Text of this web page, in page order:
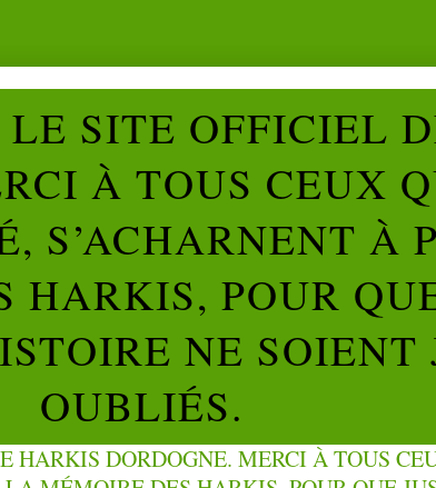
SITE OFFICIEL
À TOUS CEUX
S’ACHARNENT À
HARKIS, POUR
NE SOIENT
OUBLIÉS.